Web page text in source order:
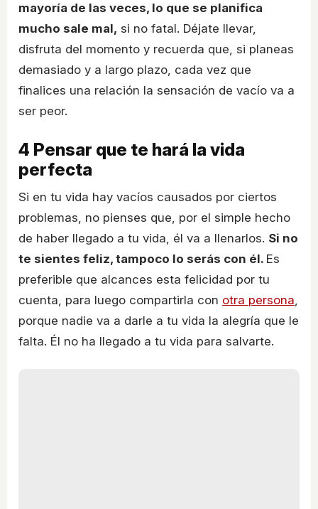
mayoría de las veces, lo que se planifica
mucho sale mal, si no fatal. Déjate llevar,
disfruta del momento y recuerda que, si planeas
demasiado y a largo plazo, cada vez que
finalices una relación la sensación de vacío va a
ser peor.
4 Pensar que te hará la vida
perfecta
Si en tu vida hay vacíos causados por ciertos
problemas, no pienses que, por el simple hecho
de haber llegado a tu vida, él va a llenarlos. Si no
te sientes feliz, tampoco lo serás con él. Es
preferible que alcances esta felicidad por tu
cuenta, para luego compartirla con otra persona,
porque nadie va a darle a tu vida la alegría que le
falta. Él no ha llegado a tu vida para salvarte.